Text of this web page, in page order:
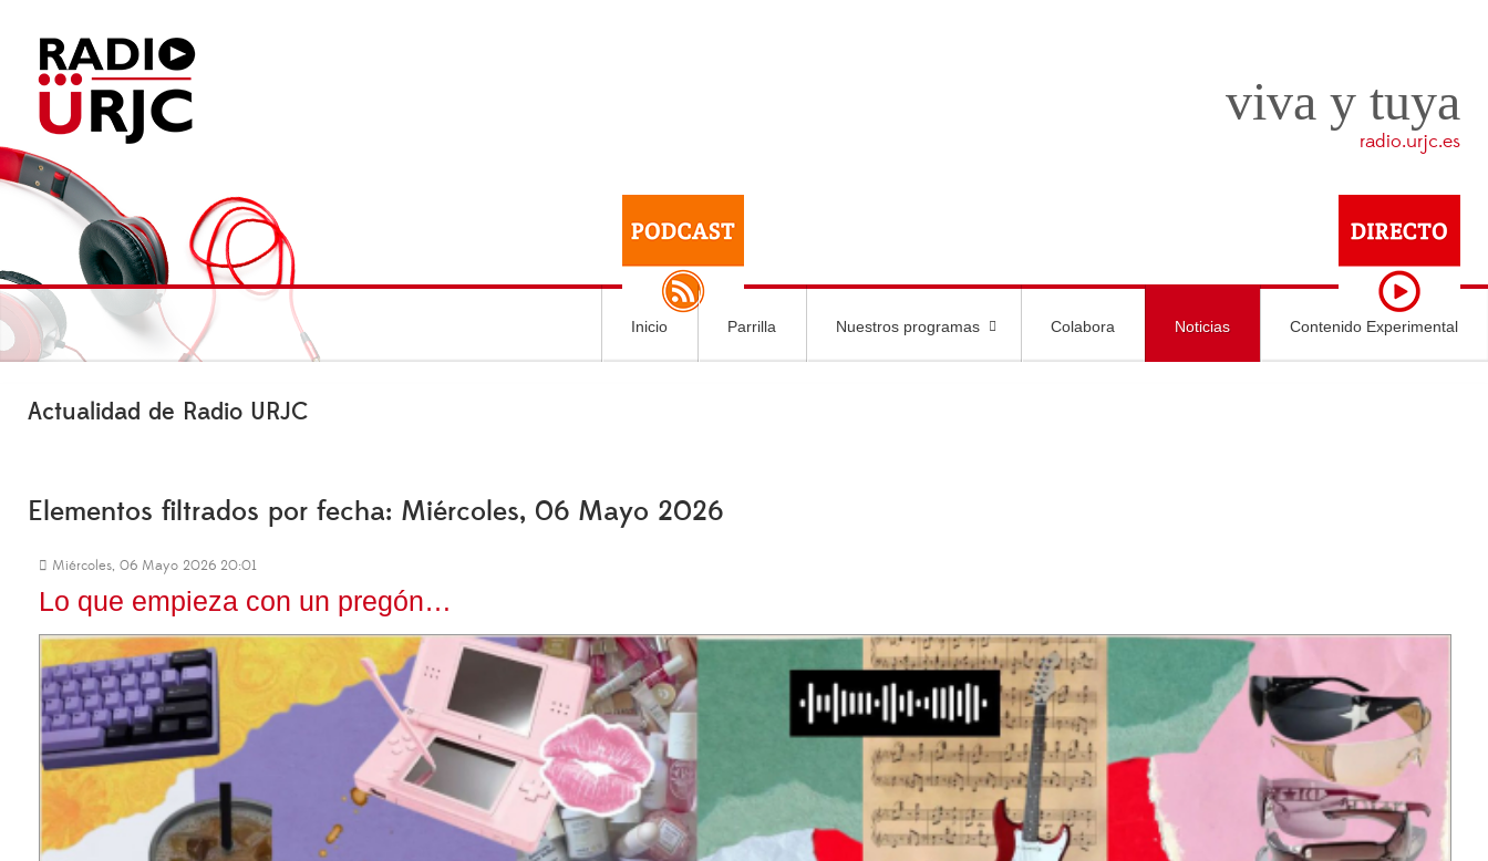
viva y tuya
radio.urjc.es
Inicio Parrilla Nuestros programas Colabora Noticias Contenido Experimental
Actualidad de Radio URJC
Elementos filtrados por fecha: Miércoles, 06 Mayo 2026
Miércoles, 06 Mayo 2026 20:01
Lo que empieza con un pregón…